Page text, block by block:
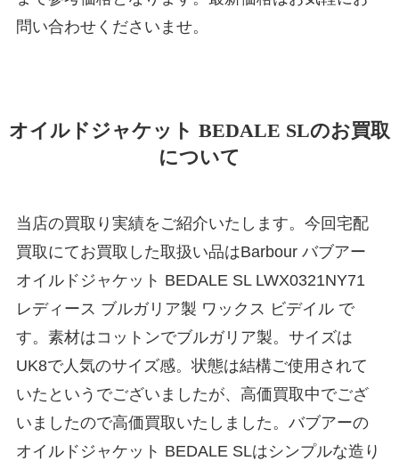
問い合わせくださいませ。
オイルドジャケット BEDALE SLのお買取
について
当店の買取り実績をご紹介いたします。今回宅配
買取にてお買取した取扱い品はBarbour バブアー
オイルドジャケット BEDALE SL LWX0321NY71
レディース ブルガリア製 ワックス ビデイル で
す。素材はコットンでブルガリア製。サイズは
UK8で人気のサイズ感。状態は結構ご使用されて
いたというでございましたが、高価買取中でござ
いましたので高価買取いたしました。バブアーの
オイルドジャケット BEDALE SLはシンプルな造り